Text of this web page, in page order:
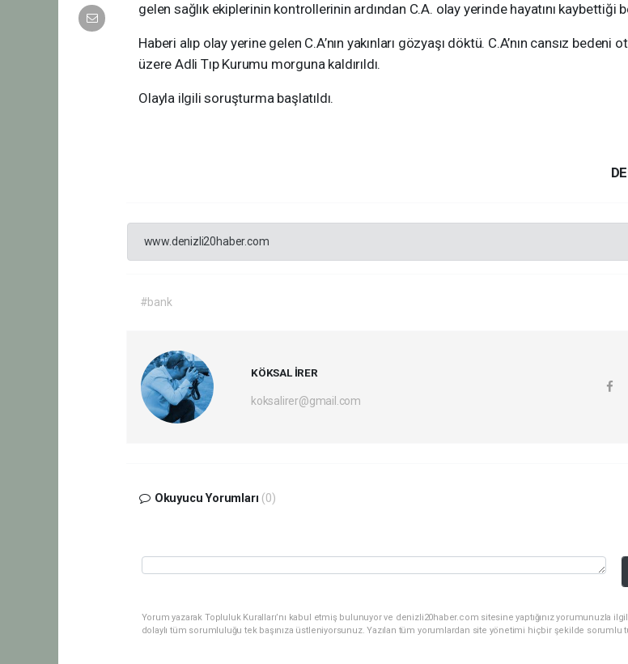
gelen sağlık ekiplerinin kontrollerinin ardından C.A. olay yerinde hayatını kaybettiği
Haberi alıp olay yerine gelen C.A’nın yakınları gözyaşı döktü. C.A’nın cansız bedeni
üzere Adli Tıp Kurumu morguna kaldırıldı.
Olayla ilgili soruşturma başlatıldı.
www.denizli20haber.com
#bank
KÖKSAL İRER
koksalirer@gmail.com
Okuyucu Yorumları (0)
Yorum yazarak Topluluk Kuralları’nı kabul etmiş bulunuyor ve denizli20haber.com sitesine yaptığınız yorumunuzla
dolaylı tüm sorumluluğu tek başınıza üstleniyorsunuz. Yazılan tüm yorumlardan site yönetimi hiçbir şekilde sorumlu